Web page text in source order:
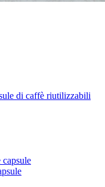
di caffè riutilizzabili